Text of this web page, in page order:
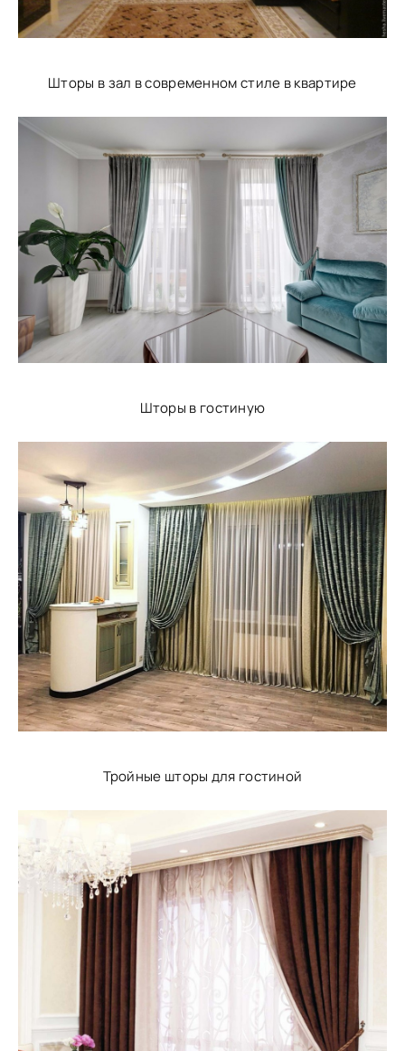
Шторы в зал в современном стиле в квартире
Шторы в гостиную
Тройные шторы для гостиной